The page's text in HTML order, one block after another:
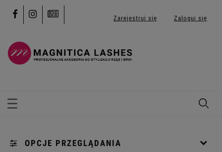
Zarejestruj się Zaloguj się
OPCJE PRZEGLĄDANIA